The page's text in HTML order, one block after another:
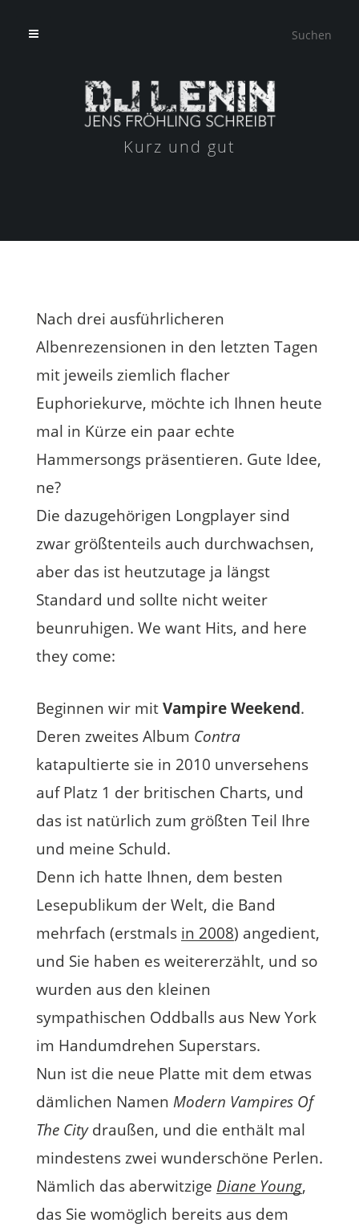
Kurz und gut
Nach drei ausführlicheren
Albenrezensionen in den letzten Tagen
mit jeweils ziemlich flacher
Euphoriekurve, möchte ich Ihnen heute
mal in Kürze ein paar echte
Hammersongs präsentieren. Gute Idee,
ne?
Die dazugehörigen Longplayer sind
zwar größtenteils auch durchwachsen,
aber das ist heutzutage ja längst
Standard und sollte nicht weiter
beunruhigen. We want Hits, and here
they come:
Beginnen wir mitVampire Weekend.
Deren zweites Album Contra
katapultierte sie in 2010 unversehens
auf Platz 1 der britischen Charts, und
das ist natürlich zum größten Teil Ihre
und meine Schuld.
Denn ich hatte Ihnen, dem besten
Lesepublikum der Welt, die Band
mehrfach (erstmals in 2008) angedient,
und Sie haben es weitererzählt, und so
wurden aus den kleinen
sympathischen Oddballs aus New York
im Handumdrehen Superstars.
Nun ist die neue Platte mit dem etwas
dämlichen Namen Modern Vampires Of
The Citydraußen, und die enthält mal
mindestens zwei wunderschöne Perlen.
Nämlich das aberwitzige Diane Young,
das Sie womöglich bereits aus dem